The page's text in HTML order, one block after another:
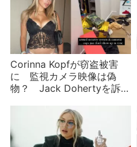
Corinna Kopfが窃盗被害
に 監視カメラ映像は偽
物？ Jack Dohertyを訴え